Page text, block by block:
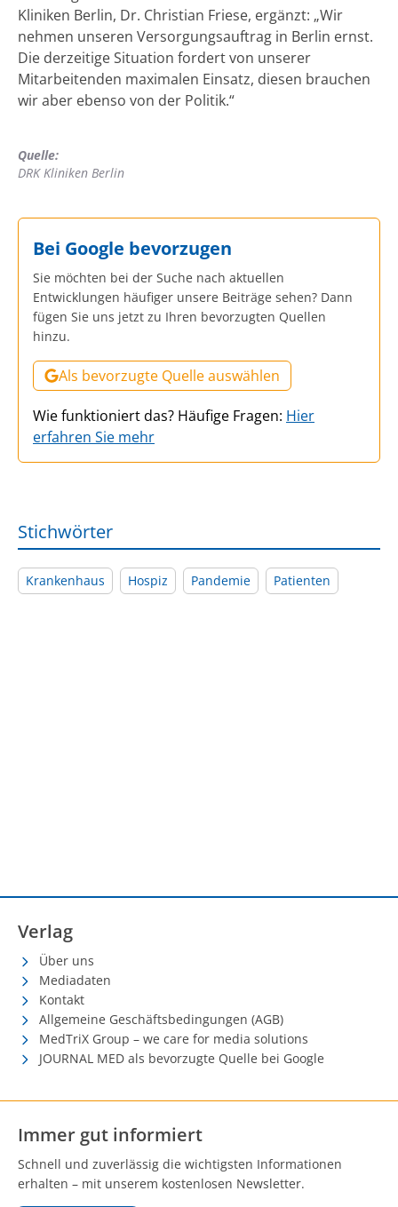
Kliniken Berlin, Dr. Christian Friese, ergänzt: „Wir
nehmen unseren Versorgungsauftrag in Berlin ernst.
Die derzeitige Situation fordert von unserer
Mitarbeitenden maximalen Einsatz, diesen brauchen
wir aber ebenso von der Politik.“
Quelle:
DRK Kliniken Berlin
Bei Google bevorzugen
Sie möchten bei der Suche nach aktuellen
Entwicklungen häufiger unsere Beiträge sehen? Dann
fügen Sie uns jetzt zu Ihren bevorzugten Quellen
hinzu.
Als bevorzugte Quelle auswählen
Wie funktioniert das? Häufige Fragen: Hier
erfahren Sie mehr
Stichwörter
Krankenhaus Hospiz Pandemie Patienten
Verlag
Über uns
Mediadaten
Kontakt
Allgemeine Geschäftsbedingungen (AGB)
MedTriX Group – we care for media solutions
JOURNAL MED als bevorzugte Quelle bei Google
Immer gut informiert
Schnell und zuverlässig die wichtigsten Informationen
erhalten – mit unserem kostenlosen Newsletter.